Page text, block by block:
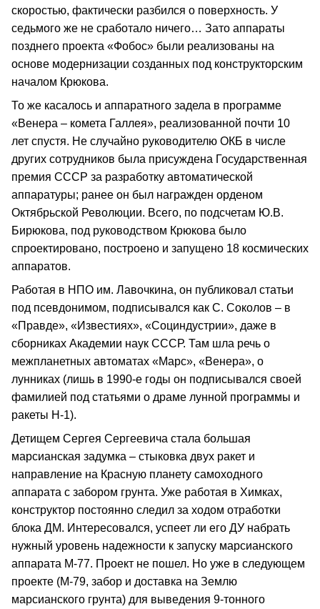
скоростью, фактически разбился о поверхность. У
седьмого же не сработало ничего… Зато аппараты
позднего проекта «Фобос» были реализованы на
основе модернизации созданных под конструкторским
началом Крюкова.
То же касалось и аппаратного задела в программе
«Венера – комета Галлея», реализованной почти 10
лет спустя. Не случайно руководителю ОКБ в числе
других сотрудников была присуждена Государственная
премия СССР за разработку автоматической
аппаратуры; ранее он был награжден орденом
Октябрьской Революции. Всего, по подсчетам Ю.В.
Бирюкова, под руководством Крюкова было
спроектировано, построено и запущено 18 космических
аппаратов.
Работая в НПО им. Лавочкина, он публиковал статьи
под псевдонимом, подписывался как С. Соколов – в
«Правде», «Известиях», «Социндустрии», даже в
сборниках Академии наук СССР. Там шла речь о
межпланетных автоматах «Марс», «Венера», о
лунниках (лишь в 1990-е годы он подписывался своей
фамилией под статьями о драме лунной программы и
ракеты Н-1).
Детищем Сергея Сергеевича стала большая
марсианская задумка – стыковка двух ракет и
направление на Красную планету самоходного
аппарата с забором грунта. Уже работая в Химках,
конструктор постоянно следил за ходом отработки
блока ДМ. Интересовался, успеет ли его ДУ набрать
нужный уровень надежности к запуску марсианского
аппарата М-77. Проект не пошел. Но уже в следующем
проекте (М-79, забор и доставка на Землю
марсианского грунта) для выведения 9-тонного